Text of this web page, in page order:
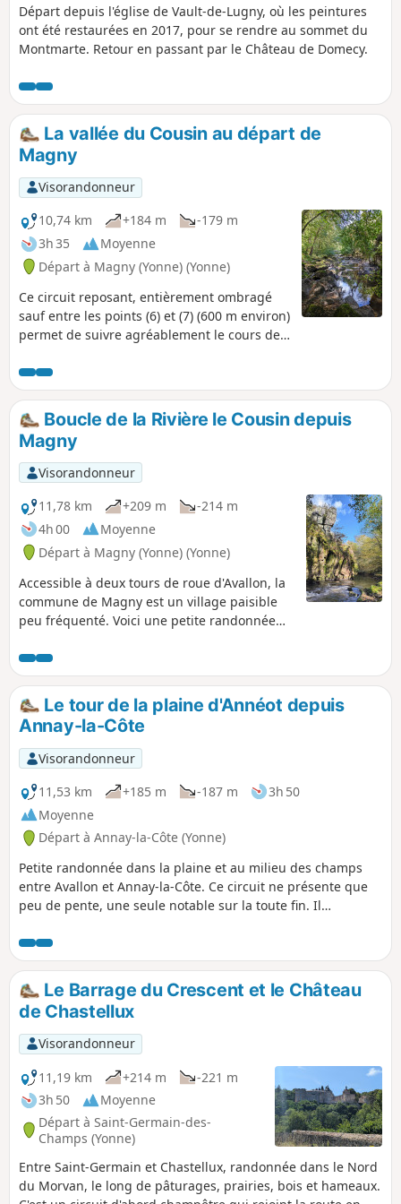
Départ depuis l'église de Vault-de-Lugny, où les peintures
ont été restaurées en 2017, pour se rendre au sommet du
Montmarte. Retour en passant par le Château de Domecy.
La vallée du Cousin au départ de
Magny
Visorandonneur
10,74 km
+184 m
-179 m
3h 35
Moyenne
Départ à Magny (Yonne) (Yonne)
Ce circuit reposant, entièrement ombragé
sauf entre les points (6) et (7) (600 m environ)
permet de suivre agréablement le cours de
pêche à la mouche.
Boucle de la Rivière le Cousin depuis
Magny
Visorandonneur
11,78 km
+209 m
-214 m
4h 00
Moyenne
Départ à Magny (Yonne) (Yonne)
Accessible à deux tours de roue d'Avallon, la
commune de Magny est un village paisible
peu fréquenté. Voici une petite randonnée
rivière avec quelques montées faciles et
idéalement réparties sur le trajet.
Le tour de la plaine d'Annéot depuis
Annay-la-Côte
Visorandonneur
11,53 km
+185 m -187 m
3h 50
Moyenne
Départ à Annay-la-Côte (Yonne)
Petite randonnée dans la plaine et au milieu des champs
entre Avallon et Annay-la-Côte. Ce circuit ne présente que
peu de pente, une seule notable sur la toute fin. Il
champs et emprunte une ancienne voie romaine où les
véhicules ne circulent plus. Le point de départ offre un
magnifique point de vue sur toute la plaine avec en fond la
petite ville d'Avallon.
Le Barrage du Crescent et le Château
de Chastellux
Visorandonneur
11,19 km
+214 m
-221 m
3h 50
Moyenne
Départ à Saint-Germain-des-
Champs (Yonne)
Entre Saint-Germain et Chastellux, randonnée dans le Nord
du Morvan, le long de pâturages, prairies, bois et hameaux.